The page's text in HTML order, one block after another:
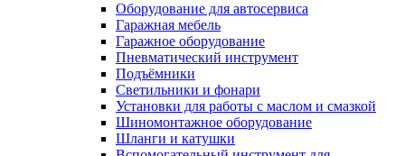
Оборудование для автосервиса
Гаражная мебель
Гаражное оборудование
Пневматический инструмент
Подъёмники
Светильники и фонари
Установки для работы с маслом и смазкой
Шиномонтажное оборудование
Шланги и катушки